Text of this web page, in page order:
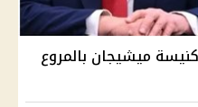
ميشيجان بالمروع